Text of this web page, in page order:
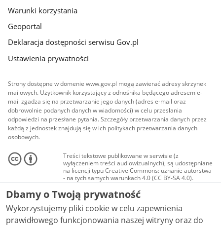
Warunki korzystania
Geoportal
Deklaracja dostępności serwisu Gov.pl
Ustawienia prywatności
Strony dostępne w domenie www.gov.pl mogą zawierać adresy skrzynek
mailowych. Użytkownik korzystający z odnośnika będącego adresem e-
mail zgadza się na przetwarzanie jego danych (adres e-mail oraz
dobrowolnie podanych danych w wiadomości) w celu przesłania
odpowiedzi na przesłane pytania. Szczegóły przetwarzania danych przez
każdą z jednostek znajdują się w ich politykach przetwarzania danych
osobowych.
Treści tekstowe publikowane w serwisie (z
wyłączeniem treści audiowizualnych), są udostępniane
na licencji typu Creative Commons: uznanie autorstwa
- na tych samych warunkach 4.0 (CC BY-SA 4.0).
Materiały audiowizualne, w tym zdjęcia, materiały
audio i wideo, są udostępniane na licencji typu
Creative Commons: uznanie autorstwa użycie
niekomercyjne - bez utworów zależnych 4.0 (CC BY-
NC-ND 4.0), o ile nie jest to stwierdzone inaczej.
Dbamy o Twoją prywatność
Wykorzystujemy pliki cookie w celu zapewnienia
prawidłowego funkcjonowania naszej witryny oraz do